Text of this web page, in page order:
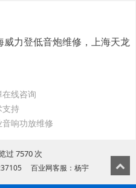
力登低音炮维修，上海天龙
线咨询
持
响功放维修
过 7570 次
百业网客服：杨宇